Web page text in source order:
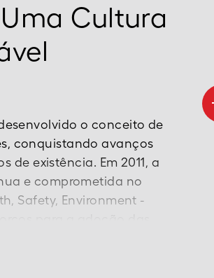
Cultura
o conceito de
conquistando avanços
de existência. Em 2011, a
e comprometida no
Safety, Environment -
para a adoção das
e no comportamento das
e gerencial da dss